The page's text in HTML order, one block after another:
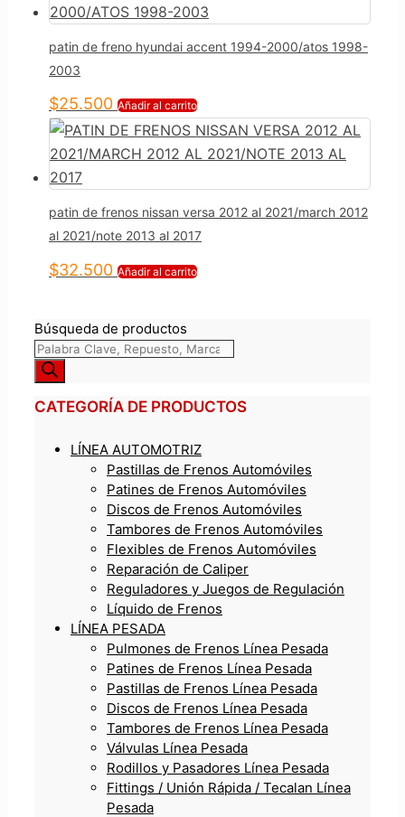
patin de freno hyundai accent 1994-2000/atos 1998-
2003
$25.500 Añadir al carrito
patin de frenos nissan versa 2012 al 2021/march 2012
al 2021/note 2013 al 2017
$32.500 Añadir al carrito
Búsqueda de productos
CATEGORÍA DE PRODUCTOS
LÍNEA AUTOMOTRIZ
Pastillas de Frenos Automóviles
Patines de Frenos Automóviles
Discos de Frenos Automóviles
Tambores de Frenos Automóviles
Flexibles de Frenos Automóviles
Reparación de Caliper
Reguladores y Juegos de Regulación
Líquido de Frenos
LÍNEA PESADA
Pulmones de Frenos Línea Pesada
Patines de Frenos Línea Pesada
Pastillas de Frenos Línea Pesada
Discos de Frenos Línea Pesada
Tambores de Frenos Línea Pesada
Válvulas Línea Pesada
Rodillos y Pasadores Línea Pesada
Fittings / Unión Rápida / Tecalan Línea
Pesada